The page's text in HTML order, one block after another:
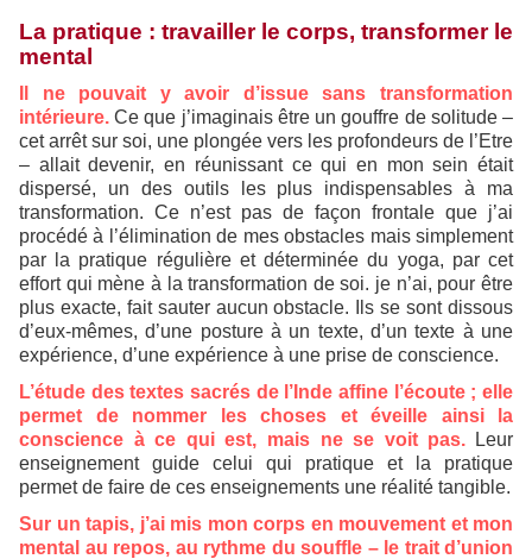
La pratique : travailler le corps, transformer le
mental
Il ne pouvait y avoir d’issue sans transformation
intérieure.Ce que j’imaginais être un gouffre de solitude –
cet arrêt sur soi, une plongée vers les profondeurs de l’Etre
– allait devenir, en réunissant ce qui en mon sein était
dispersé, un des outils les plus indispensables à ma
transformation. Ce n’est pas de façon frontale que j’ai
procédé à l’élimination de mes obstacles mais simplement
par la pratique régulière et déterminée du yoga, par cet
effort qui mène à la transformation de soi. je n’ai, pour être
plus exacte, fait sauter aucun obstacle. Ils se sont dissous
d’eux-mêmes, d’une posture à un texte, d’un texte à une
expérience, d’une expérience à une prise de conscience.
L’étude des textes sacrés de l’Inde affine l’écoute ; elle
permet de nommer les choses et éveille ainsi la
conscience à ce qui est, mais ne se voit pas.
Leur
enseignement guide celui qui pratique et la pratique
permet de faire de ces enseignements une réalité tangible.
Sur un tapis, j’ai mis mon corps en mouvement et mon
mental au repos, au rythme du souffle – le trait d’union